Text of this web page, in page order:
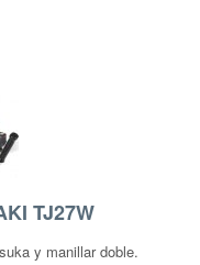
TJ27W
y manillar doble.